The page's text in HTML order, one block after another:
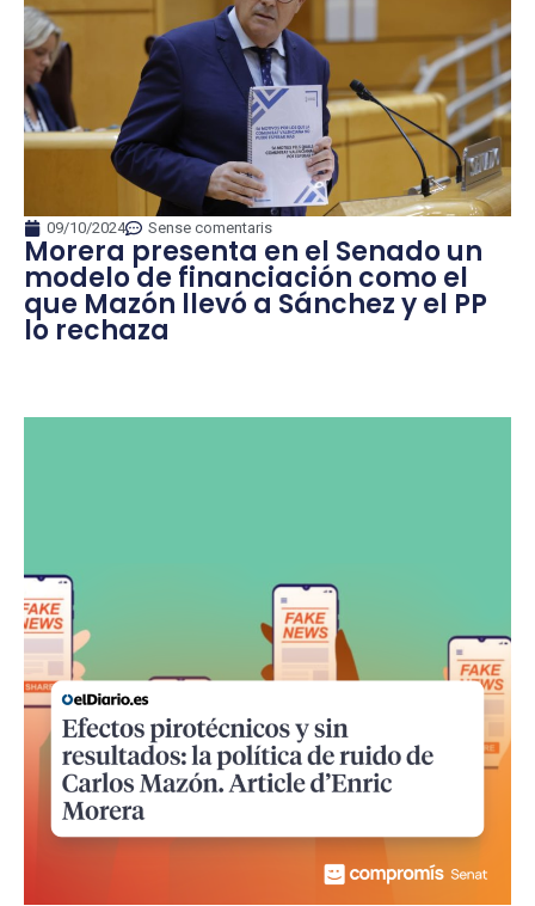
09/10/2024 Sense comentaris
Morera presenta en el Senado un
modelo de financiación como el
que Mazón llevó a Sánchez y el PP
lo rechaza